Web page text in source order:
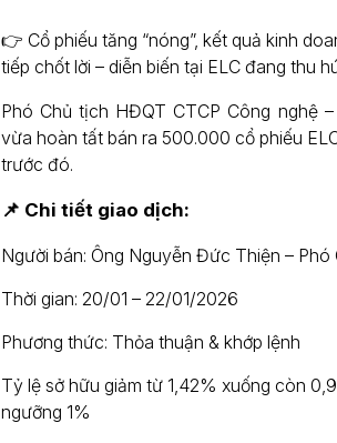
👉 Cổ phiếu tăng “nóng”, kết quả kinh
tiếp chốt lời – diễn biến tại ELC đang thu
Phó Chủ tịch HĐQT CTCP Công nghệ
vừa hoàn tất bán ra 500.000 cổ phiếu
trước đó.
📌 Chi tiết giao dịch:
Người bán: Ông Nguyễn Đức Thiện –
Thời gian: 20/01 – 22/01/2026
Phương thức: Thỏa thuận & khớp lệnh
Tỷ lệ sở hữu giảm từ 1,42% xuống còn
ngưỡng 1%